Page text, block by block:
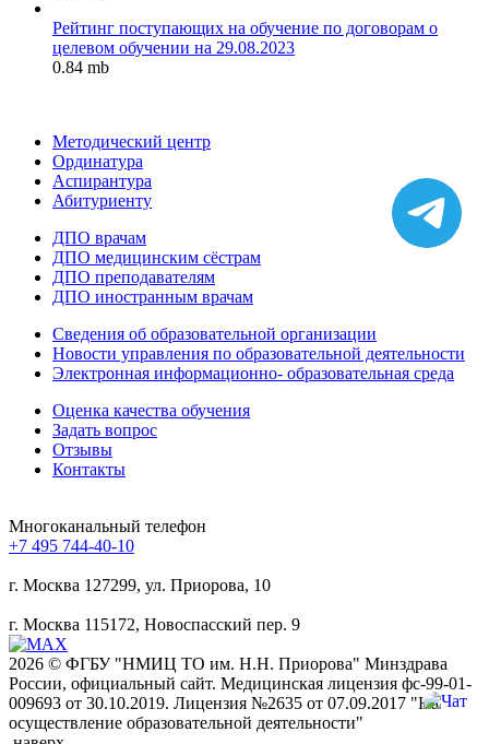
Рейтинг поступающих на обучение по договорам о
целевом обучении на 29.08.2023
0.84 mb
Методический центр
Ординатура
Аспирантура
Абитуриенту
ДПО врачам
ДПО медицинским сёстрам
ДПО преподавателям
ДПО иностранным врачам
Сведения об образовательной организации
Новости управления по образовательной деятельности
Электронная информационно- образовательная среда
Оценка качества обучения
Задать вопрос
Отзывы
Контакты
Mногоканальный телефон
+7 495 744-40-10
г. Москва 127299, ул. Приорова, 10
г. Москва 115172, Новоспасский пер. 9
2026 © ФГБУ "НМИЦ ТО им. Н.Н. Приорова" Минздрава
России, официальный сайт. Медицинская лицензия фс-99-01-
009693 от 30.10.2019. Лицензия №2635 от 07.09.2017 "На
осуществление образовательной деятельности"